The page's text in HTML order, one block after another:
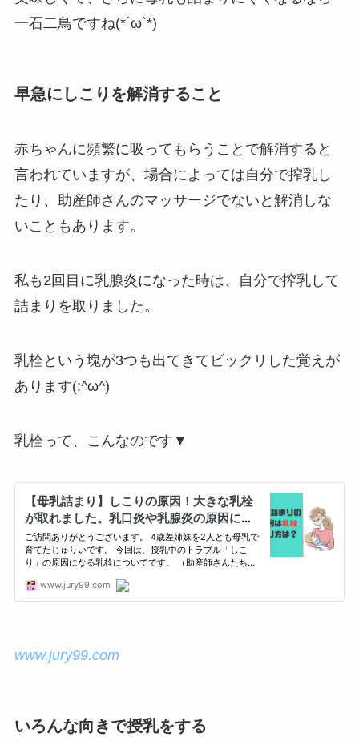
一石二鳥ですね(*´ω`*)
早急にしこりを解消すること
赤ちゃんに頻繁に吸ってもらうことで解消すると
言われていますが、場合によっては自分で搾乳し
たり、助産師さんのマッサージでないと解消しな
いこともあります。
私も2回目に乳腺炎になった時は、自分で搾乳して
詰まりを取りました。
乳栓という塊が3つも出てきてビックリした覚えが
あります(;^ω^)
乳栓って、こんなのです▼
www.jury99.com
いろんな向きで授乳をする